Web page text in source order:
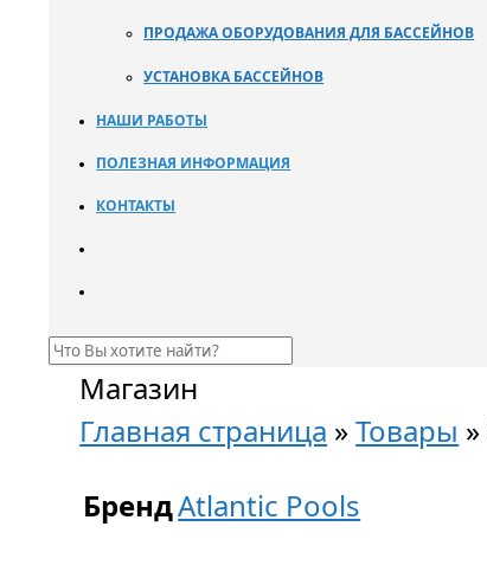
ПРОДАЖА ОБОРУДОВАНИЯ ДЛЯ БАССЕЙНОВ
УСТАНОВКА БАССЕЙНОВ
НАШИ РАБОТЫ
ПОЛЕЗНАЯ ИНФОРМАЦИЯ
КОНТАКТЫ
Магазин
Главная страница »Товары »
БрендAtlantic Pools